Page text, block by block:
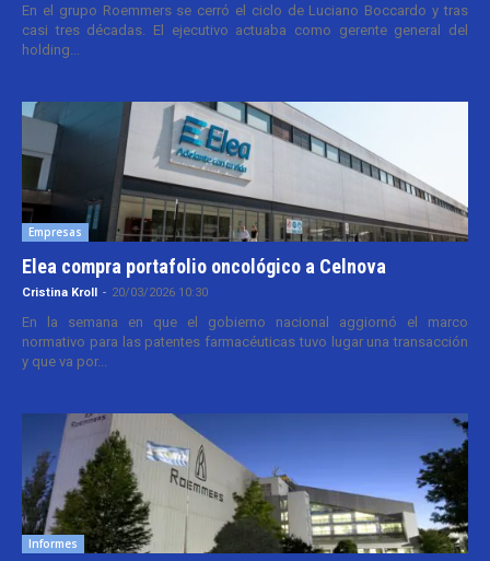
En el grupo Roemmers se cerró el ciclo de Luciano Boccardo y tras
casi tres décadas. El ejecutivo actuaba como gerente general del
holding...
Empresas
Elea compra portafolio oncológico a Celnova
Cristina Kroll - 20/03/2026 10:30
En la semana en que el gobierno nacional aggiornó el marco
normativo para las patentes farmacéuticas tuvo lugar una transacción
y que va por...
Informes